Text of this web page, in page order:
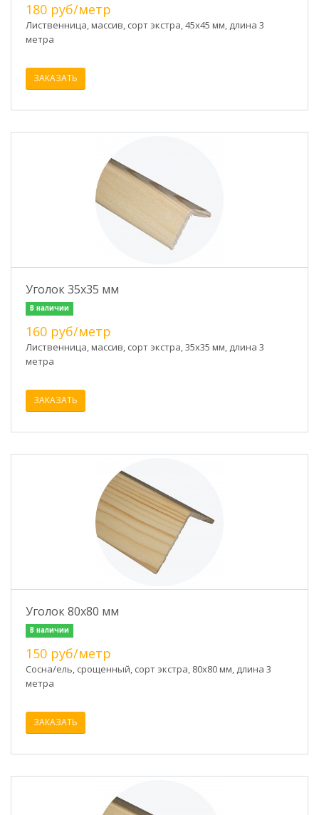
180 руб/метр
Лиственница, массив, сорт экстра, 45х45 мм, длина 3
метра
ЗАКАЗАТЬ
Уголок 35х35 мм
В наличии
160 руб/метр
Лиственница, массив, сорт экстра, 35х35 мм, длина 3
метра
ЗАКАЗАТЬ
Уголок 80х80 мм
В наличии
150 руб/метр
Сосна/ель, срощенный, сорт экстра, 80х80 мм, длина 3
метра
ЗАКАЗАТЬ